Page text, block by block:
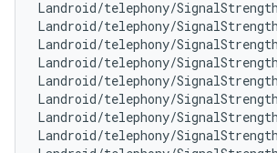
Landroid/telephony/
Landroid/telephony/
Landroid/telephony/
Landroid/telephony/
Landroid/telephony/
Landroid/telephony/
Landroid/telephony/
Landroid/telephony/